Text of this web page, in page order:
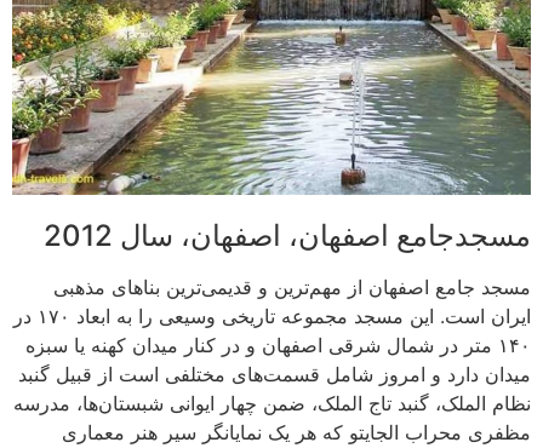
مسجدجامع اصفهان، اصفهان، سال 2012
مسجد جامع اصفهان از مهم‌ترین و قدیمی‌ترین بناهای مذهبی
ایران است. این مسجد مجموعه تاریخی وسیعی را به ابعاد ۱۷۰ در
۱۴۰ متر در شمال شرقی اصفهان و در کنار میدان کهنه یا سبزه
میدان دارد و امروز شامل قسمت‌های مختلفی است از قبیل گنبد
نظام الملک، گنبد تاج الملک، ضمن چهار ایوانی شبستان‌ها، مدرسه
مظفری محراب الجایتو که هر یک نمایانگر سیر هنر معماری